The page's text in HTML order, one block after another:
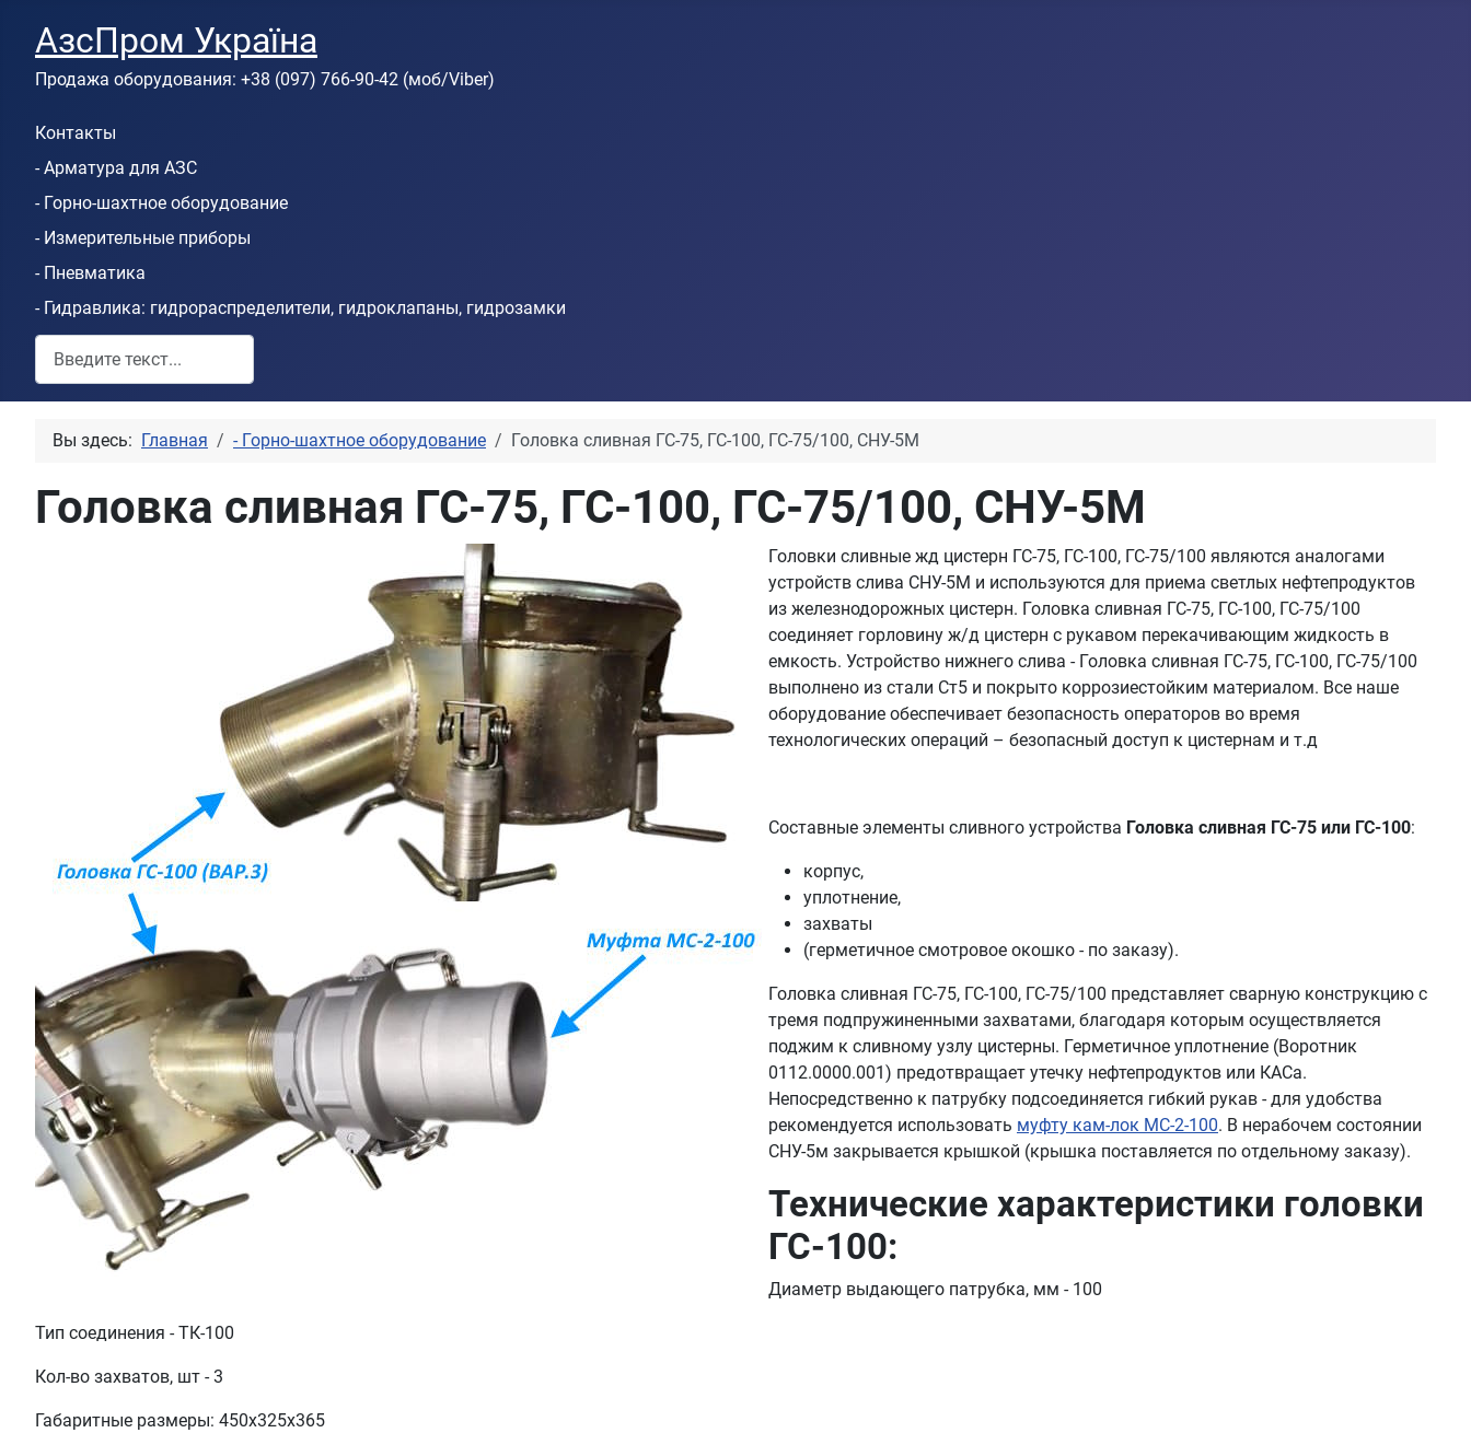
АзсПром Україна
Продажа оборудования: +38 (097) 766-90-42 (моб/Viber)
Контакты
- Арматура для АЗС
- Горно-шахтное оборудование
- Измерительные приборы
- Пневматика
- Гидравлика: гидрораспределители, гидроклапаны, гидрозамки
Пошук по сайту
Вы здесь: Главная - Горно-шахтное оборудование Головка сливная ГС-75, ГС-100, ГС-75/100, СНУ-5М
Головка сливная ГС-75, ГС-100, ГС-75/100, СНУ-5М
Головки сливные жд цистерн ГС-75, ГС-100, ГС-75/100 являются аналогами
устройств слива СНУ-5М и используются для приема светлых нефтепродуктов
из железнодорожных цистерн. Головка сливная ГС-75, ГС-100, ГС-75/100
соединяет горловину ж/д цистерн с рукавом перекачивающим жидкость в
емкость. Устройство нижнего слива - Головка сливная ГС-75, ГС-100, ГС-75/100
выполнено из стали Ст5 и покрыто коррозиестойким материалом. Все наше
оборудование обеспечивает безопасность операторов во время
технологических операций – безопасный доступ к цистернам и т.д
Составные элементы сливного устройства Головка сливная ГС-75 или ГС-100:
корпус,
уплотнение,
захваты
(герметичное смотровое окошко - по заказу).
Головка сливная ГС-75, ГС-100, ГС-75/100 представляет сварную конструкцию с
тремя подпружиненными захватами, благодаря которым осуществляется
поджим к сливному узлу цистерны. Герметичное уплотнение (Воротник
0112.0000.001) предотвращает утечку нефтепродуктов или КАСа.
Непосредственно к патрубку подсоединяется гибкий рукав - для удобства
рекомендуется использовать муфту кам-лок МС-2-100. В нерабочем состоянии
СНУ-5м закрывается крышкой (крышка поставляется по отдельному заказу).
Технические характеристики головки
ГС-100:
Диаметр выдающего патрубка, мм - 100
Тип соединения - ТК-100
Кол-во захватов, шт - 3
Габаритные размеры: 450х325х365